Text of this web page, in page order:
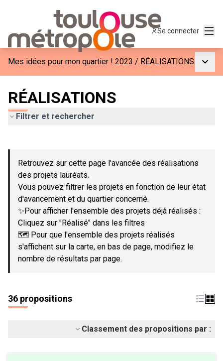
Se connecter
Mes idées pour mon quartier ! 2023 / RÉALISATIONS
RÉALISATIONS
Filtrer et rechercher
−
Retrouvez sur cette page l'avancée des réalisations
des projets lauréats.
Vous pouvez filtrer les projets en fonction de leur état
d'avancement et du quartier concerné.
✨Pour afficher l'ensemble des projets déjà réalisés :
Cliquez sur "Réalisé" dans les filtres
🗺️ Pour que l'ensemble des projets réalisés
s'affichent sur la carte, en bas de page, modifiez le
nombre de résultats par page.
36 propositions
Classement des propositions par :